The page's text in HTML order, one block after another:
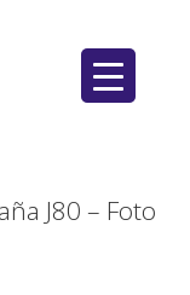
J80 – Foto